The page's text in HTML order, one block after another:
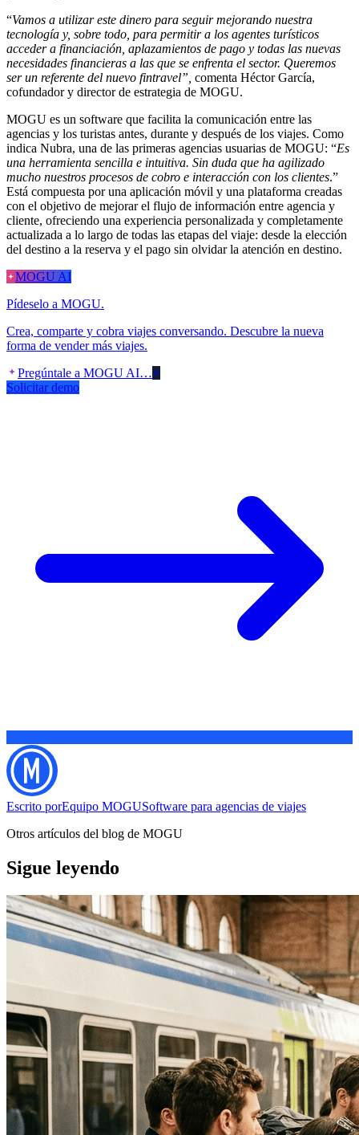
“Vamos a utilizar este dinero para seguir mejorando nuestra
tecnología y, sobre todo, para permitir a los agentes turísticos
acceder a financiación, aplazamientos de pago y todas las nuevas
necesidades financieras a las que se enfrenta el sector. Queremos
ser un referente del nuevo fintravel”, comenta Héctor García,
cofundador y director de estrategia de MOGU.
MOGU es un software que facilita la comunicación entre las
agencias y los turistas antes, durante y después de los viajes. Como
indica Nubra, una de las primeras agencias usuarias de MOGU: “Es
una herramienta sencilla e intuitiva. Sin duda que ha agilizado
mucho nuestros procesos de cobro e interacción con los clientes.”
Está compuesta por una aplicación móvil y una plataforma creadas
con el objetivo de mejorar el flujo de información entre agencia y
cliente, ofreciendo una experiencia personalizada y completamente
actualizada a lo largo de todas las etapas del viaje: desde la elección
del destino a la reserva y el pago sin olvidar la atención en destino.
MOGU AI
Pídeselo a MOGU.
Crea, comparte y cobra viajes conversando. Descubre la nueva
forma de vender más viajes.
Pregúntale a MOGU AI…
Solicitar demo
Escrito porEquipo MOGUSoftware para agencias de viajes
Otros artículos del blog de MOGU
Sigue leyendo